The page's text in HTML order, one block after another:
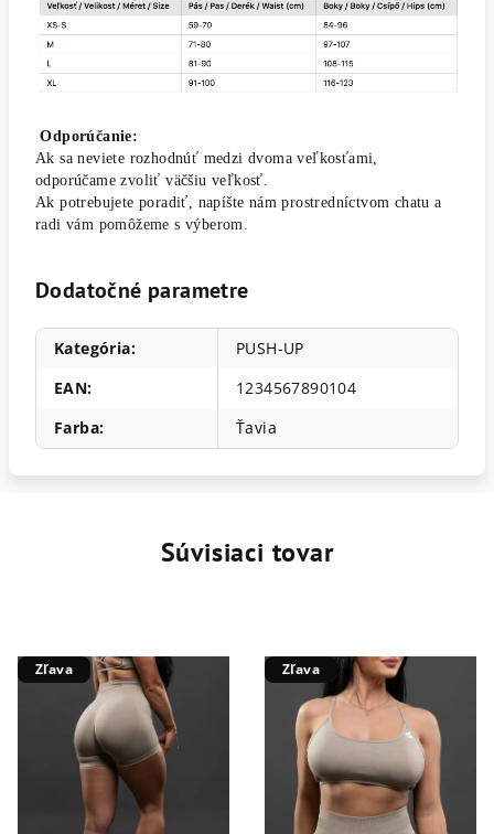
Odporúčanie:
Ak sa neviete rozhodnúť medzi dvoma veľkosťami,
odporúčame zvoliť väčšiu veľkosť.
Ak potrebujete poradiť, napíšte nám prostredníctvom chatu a
radi vám pomôžeme s výberom.
Dodatočné parametre
Kategória:
PUSH-UP
EAN:
1234567890104
Farba: Ťavia
Súvisiaci tovar
Zľava Zľava